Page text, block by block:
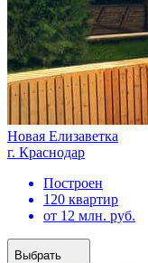
Новая Елизаветка
г. Краснодар
Построен
120 квартир
от 12 млн. руб.
Выбрать